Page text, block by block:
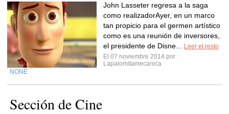
John Lasseter regresa a la saga
como realizadorAyer, en un marco
tan propicio para el germen artístico
como es una reunión de inversores,
el presidente de Disne...
Leer el resto
El 07 noviembre 2014 por
Lapalomitamecanica
NONE
Sección de Cine